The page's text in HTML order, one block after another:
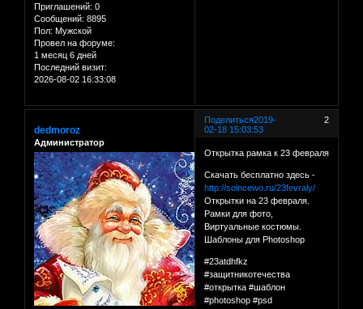
Приглашений: 0
Сообщений: 8895
Пол: Мужской
Провел на форуме:
1 месяц 6 дней
Последний визит:
2026-08-02 16:33:08
Поделиться 2
2019-
02-18 15:03:53
dedmoroz
Администратор
Открытка рамка к 23 февраля
Скачать бесплатно здесь -
http://solncewo.ru/23fevraly/
Открытки на 23 февраля.
Рамки для фото,
Виртуальные костюмы.
Шаблоны для Photoshop
#23atdhfkz
#защитникотечества
#открытка #шаблон
#photoshop #psd